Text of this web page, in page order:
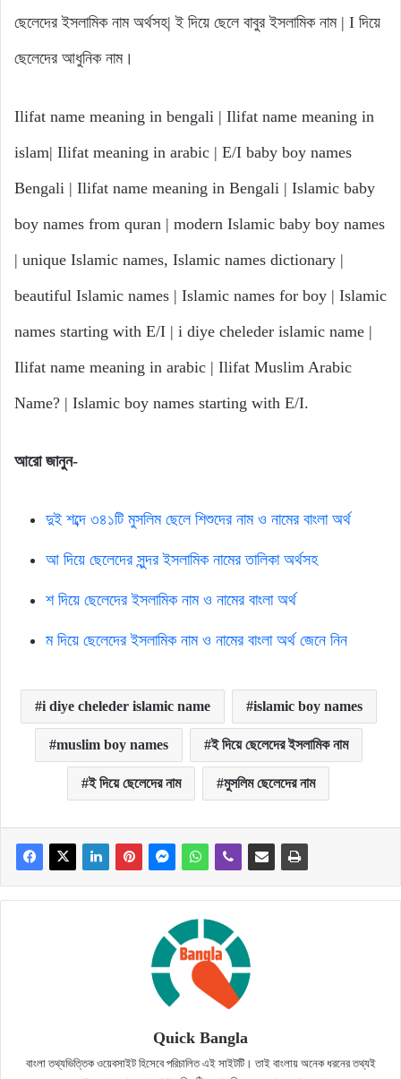
ছেলেদের ইসলামিক নাম অর্থসহ| ই দিয়ে ছেলে বাবুর ইসলামিক নাম | I দিয়ে
ছেলেদের আধুনিক নাম।
Ilifat name meaning in bengali | Ilifat name meaning in
islam| Ilifat meaning in arabic | E/I baby boy names
Bengali | Ilifat name meaning in Bengali | Islamic baby
boy names from quran | modern Islamic baby boy names
| unique Islamic names, Islamic names dictionary |
beautiful Islamic names | Islamic names for boy | Islamic
names starting with E/I | i diye cheleder islamic name |
Ilifat name meaning in arabic | Ilifat Muslim Arabic
Name? | Islamic boy names starting with E/I.
আরোজানুন-
দুই শব্দে ৩৪১টি মুসলিম ছেলে শিশুদের নাম ও নামের বাংলা অর্থ
আ দিয়ে ছেলেদের সুন্দর ইসলামিক নামের তালিকা অর্থসহ
শ দিয়ে ছেলেদের ইসলামিক নাম ও নামের বাংলা অর্থ
ম দিয়ে ছেলেদের ইসলামিক নাম ও নামের বাংলা অর্থ জেনে নিন
i diye cheleder islamic name islamic boy names
muslim boy names ই দিয়ে ছেলেদের ইসলামিক নাম
ই দিয়ে ছেলেদের নাম মুসলিম ছেলেদের নাম
Quick Bangla
বাংলা তথ্যভিত্তিক ওয়েবসাইট হিসেবে পরিচালিত এই সাইটটি। তাই বাংলায় অনেক ধরনের তথ্যই